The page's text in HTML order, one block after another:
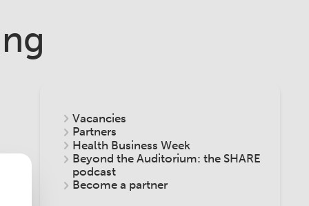
Vacancies
Partners
Health Business Week
Beyond the Auditorium: the SHARE
podcast
Become a partner